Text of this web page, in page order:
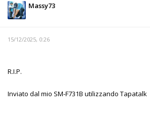
Massy73
15/12/2025, 0:26
R.I.P.
Inviato dal mio SM-F731B utilizzando Tapatalk